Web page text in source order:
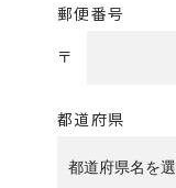
郵便番号
〒
都道府県